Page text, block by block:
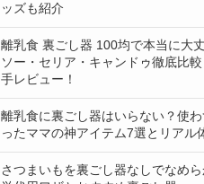
ッズも紹介
離乳食 裏ごし器 100均で本当に大
ソー・セリア・キャンドゥ徹底比
手レビュー！
離乳食に裏ごし器はいらない？使
ったママの神アイテム7選とリアル
さつまいもを裏ごし器なしでなめ